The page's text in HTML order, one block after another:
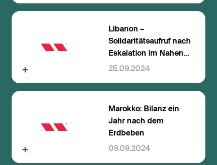
Libanon –
Solidaritätsaufruf nach
Eskalation im Nahen
Osten
25.09.2024
Marokko: Bilanz ein
Jahr nach dem
Erdbeben
09.09.2024